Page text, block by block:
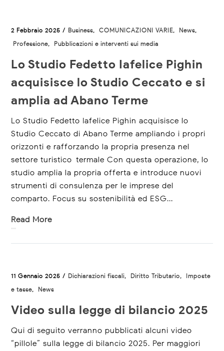
2 Febbraio 2025 / Business,COMUNICAZIONI VARIE, News,
Professione, Pubblicazioni e interventi sui media
Lo Studio Fedetto Iafelice Pighin
acquisisce lo Studio Ceccato e si
amplia ad Abano Terme
Lo Studio Fedetto Iafelice Pighin acquisisce lo
Studio Ceccato di Abano Terme ampliando i propri
orizzonti e rafforzando la propria presenza nel
settore turistico-termale Con questa operazione, lo
studio amplia la propria offerta e introduce nuovi
strumenti di consulenza per le imprese del
comparto. Focus su sostenibilità ed ESG...
Read More
11 Gennaio 2025 / Dichiarazioni fiscali, Diritto Tributario, Imposte
e tasse, News
Video sulla legge di bilancio 2025
Qui di seguito verranno pubblicati alcuni video
“pillole” sulla legge di bilancio 2025. Per maggiori